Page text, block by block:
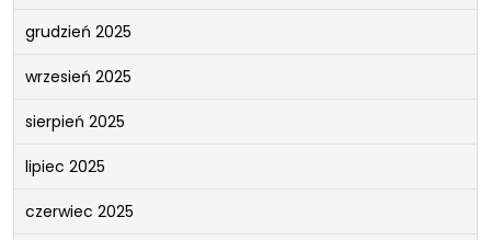
grudzień 2025
wrzesień 2025
sierpień 2025
lipiec 2025
czerwiec 2025